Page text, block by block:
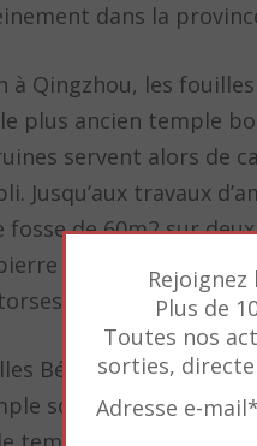
dans la
à Qingzhou, les
plus ancien temple
servent alors de
Jusqu’aux travaux
de 60m2 sur
ont été
et de fonds de
Béguin
sont des ex voto.
Plus de
Toutes nos
sorties,
Adresse e-mail*